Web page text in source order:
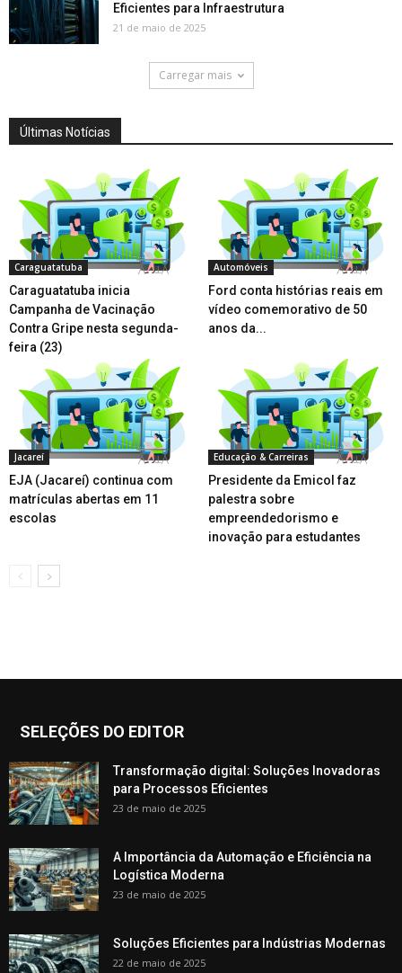
Eficientes para Infraestrutura
21 de maio de 2025
Carregar mais
Últimas Notícias
Caraguatatuba
Caraguatatuba inicia
Campanha de Vacinação
Contra Gripe nesta segunda-
feira (23)
Automóveis
Ford conta histórias reais em
vídeo comemorativo de 50
anos da...
Jacareí
EJA (Jacareí) continua com
matrículas abertas em 11
escolas
Educação & Carreiras
Presidente da Emicol faz
palestra sobre
empreendedorismo e
inovação para estudantes
SELEÇÕES DO EDITOR
Transformação digital: Soluções Inovadoras
para Processos Eficientes
23 de maio de 2025
A Importância da Automação e Eficiência na
Logística Moderna
23 de maio de 2025
Soluções Eficientes para Indústrias Modernas
22 de maio de 2025